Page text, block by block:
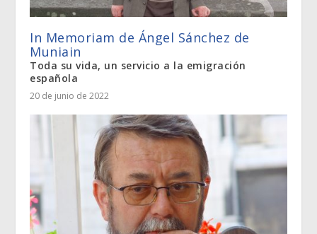
In Memoriam de Ángel Sánchez de
Muniain
Toda su vida, un servicio a la emigración
española
20 de junio de 2022